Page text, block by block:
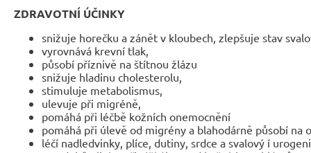
ZDRAVOTNÍ ÚČINKY
snižuje horečku a zánět v kloubech, zlepšuje stav
vyrovnává krevní tlak,
působí příznivě na štítnou žlázu
snižuje hladinu cholesterolu,
stimuluje metabolismus,
ulevuje při migréně,
pomáhá při léčbě kožních onemocnění
pomáhá při úlevě od migrény a blahodárně působí na
léčí nadledvinky, plíce, dutiny, srdce a svalový í